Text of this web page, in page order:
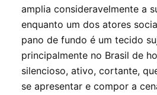
amplia consideravelmente a
enquanto um dos atores
pano de fundo é um tecido
principalmente no Brasil de
silencioso, ativo, cortante,
se apresentar e compor a